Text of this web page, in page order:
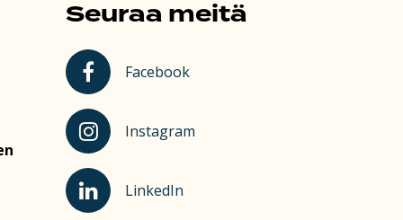
Seuraa meitä
Kauhajoki Facebookissa
Facebook
Kauhajoki Instagramissa
Instagram
Kauhajoki LinkedInissä
LinkedIn